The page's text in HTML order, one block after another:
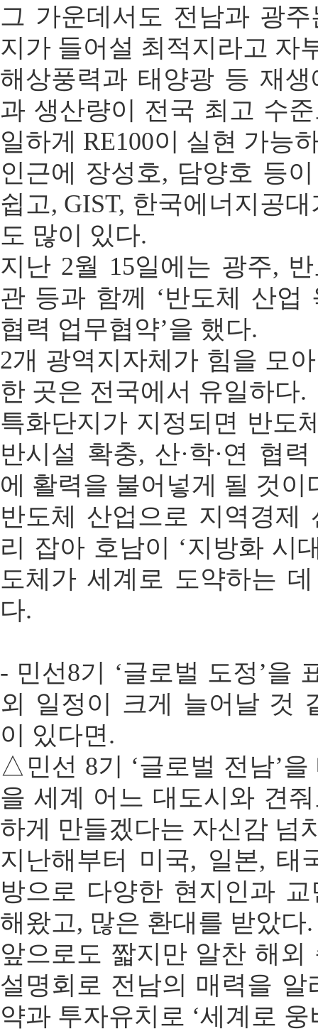
그 가운데서도 전남과 광
지가 들어설 최적지라고 자
해상풍력과 태양광 등 재
과 생산량이 전국 최고 수
일하게 RE100이 실현 가능
인근에 장성호, 담양호 등
쉽고, GIST, 한국에너지공
도 많이 있다.
지난 2월 15일에는 광주,
관 등과 함께 ‘반도체 산업
협력 업무협약’을 했다.
2개 광역지자체가 힘을 모
한 곳은 전국에서 유일하다.
특화단지가 지정되면 반도
반시설 확충, 산·학·연 협
에 활력을 불어넣게 될 것이
반도체 산업으로 지역경제
리 잡아 호남이 ‘지방화 시
도체가 세계로 도약하는
다.
- 민선8기 ‘글로벌 도정’을
외 일정이 크게 늘어날 것
이 있다면.
△민선 8기 ‘글로벌 전남’
을 세계 어느 대도시와 견
하게 만들겠다는 자신감 넘
지난해부터 미국, 일본, 태
방으로 다양한 현지인과
해왔고, 많은 환대를 받았다.
앞으로도 짧지만 알찬 해외
설명회로 전남의 매력을 알
약과 투자유치로 ‘세계로